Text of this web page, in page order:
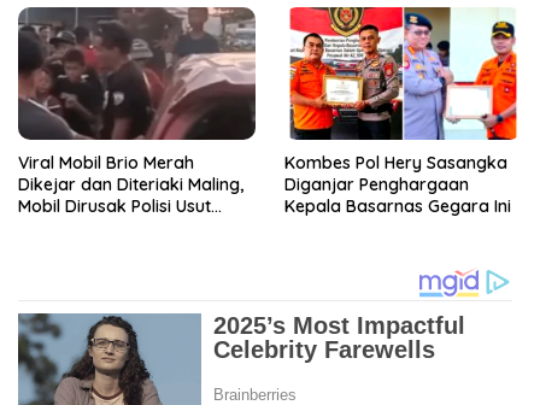
Viral Mobil Brio Merah
Dikejar dan Diteriaki Maling,
Mobil Dirusak Polisi Usut
Kombes Pol Hery Sasangka
Diganjar Penghargaan
Kepala Basarnas Gegara Ini